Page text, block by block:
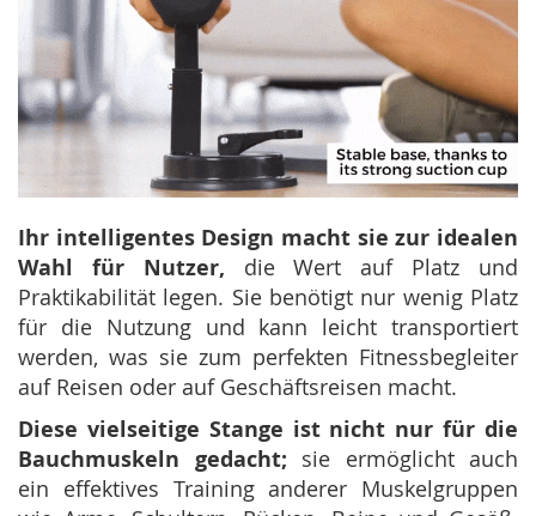
Ihr intelligentes Design macht sie zur idealen
Wahl für Nutzer, die Wert auf Platz und
Praktikabilität legen. Sie benötigt nur wenig Platz
für die Nutzung und kann leicht transportiert
werden, was sie zum perfekten Fitnessbegleiter
auf Reisen oder auf Geschäftsreisen macht.
Diese vielseitige Stange ist nicht nur für die
Bauchmuskeln gedacht; sie ermöglicht auch
ein effektives Training anderer Muskelgruppen